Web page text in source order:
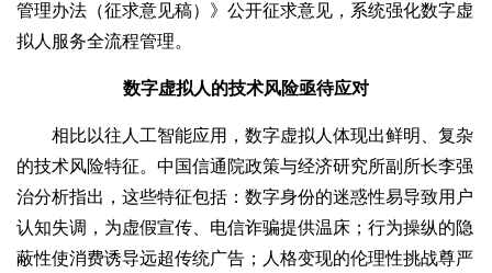
管理办法（征求意见稿）》公开征求意见，系统强化数字虚
拟人服务全流程管理。
数字虚拟人的技术风险亟待应对
相比以往人工智能应用，数字虚拟人体现出鲜明、复杂
的技术风险特征。中国信通院政策与经济研究所副所长李强
治分析指出，这些特征包括：数字身份的迷惑性易导致用户
认知失调，为虚假宣传、电信诈骗提供温床；行为操纵的隐
蔽性使消费诱导远超传统广告；人格变现的伦理性挑战尊严